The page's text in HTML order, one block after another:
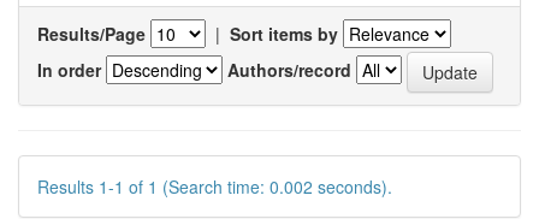
Results/Page | Sort items by
In order
Authors/record
Results 1-1 of 1 (Search time: 0.002 seconds).